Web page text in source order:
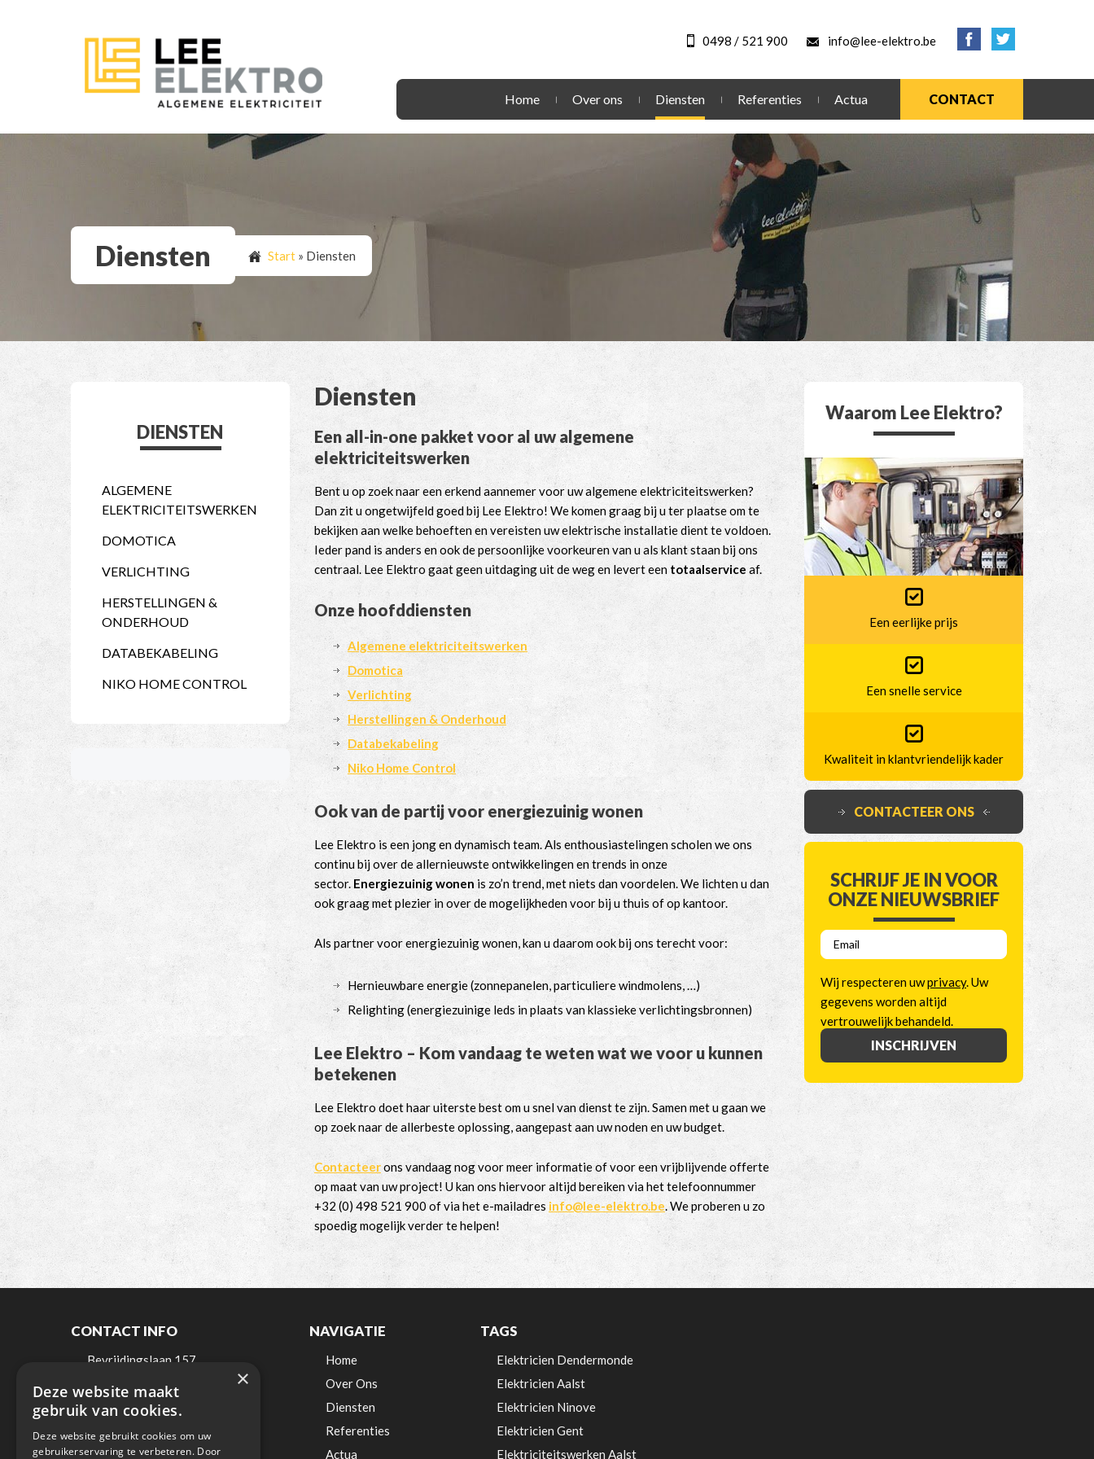
0498 / 521 900 info@lee-elektro.be
Home Over ons Diensten Referenties Actua CONTACT
Diensten Start » Diensten
DIENSTEN
ALGEMENE
ELEKTRICITEITSWERKEN
DOMOTICA
VERLICHTING
HERSTELLINGEN &
ONDERHOUD
DATABEKABELING
NIKO HOME CONTROL
Diensten
Een all-in-one pakket voor al uw algemene
elektriciteitswerken
Bent u op zoek naar een erkend aannemer voor uw algemene elektriciteitswerken?
Dan zit u ongetwijfeld goed bij Lee Elektro! We komen graag bij u ter plaatse om te
bekijken aan welke behoeften en vereisten uw elektrische installatie dient te voldoen.
Ieder pand is anders en ook de persoonlijke voorkeuren van u als klant staan bij ons
centraal. Lee Elektro gaat geen uitdaging uit de weg en levert een totaalservice af.
Onze hoofddiensten
Algemene elektriciteitswerken
Domotica
Verlichting
Herstellingen & Onderhoud
Databekabeling
Niko Home Control
Ook van de partij voor energiezuinig wonen
Lee Elektro is een jong en dynamisch team. Als enthousiastelingen scholen we ons
continu bij over de allernieuwste ontwikkelingen en trends in onze
sector. Energiezuinig wonen is zo’n trend, met niets dan voordelen. We lichten u dan
ook graag met plezier in over de mogelijkheden voor bij u thuis of op kantoor.
Als partner voor energiezuinig wonen, kan u daarom ook bij ons terecht voor:
Hernieuwbare energie (zonnepanelen, particuliere windmolens, …)
Relighting (energiezuinige leds in plaats van klassieke verlichtingsbronnen)
Lee Elektro – Kom vandaag te weten wat we voor u kunnen
betekenen
Lee Elektro doet haar uiterste best om u snel van dienst te zijn. Samen met u gaan we
op zoek naar de allerbeste oplossing, aangepast aan uw noden en uw budget.
Contacteerons vandaag nog voor meer informatie of voor een vrijblijvende offerte
op maat van uw project! U kan ons hiervoor altijd bereiken via het telefoonnummer
+32 (0) 498 521 900 of via het e-mailadres info@lee-elektro.be. We proberen u zo
spoedig mogelijk verder te helpen!
Waarom Lee Elektro?
Een eerlijke prijs
Een snelle service
Kwaliteit in klantvriendelijk kader
CONTACTEER ONS
SCHRIJF JE IN VOOR
ONZE NIEUWSBRIEF
E
m
a
i
l
*
Wij respecteren uwprivacy. Uw
gegevens worden altijd
vertrouwelijk behandeld.
INSCHRIJVEN
CONTACT INFO
Bevrijdingslaan 157
België
Tel:0498 / 521 900
Mail:info@lee-elektro.be
NAVIGATIE
Home
Over Ons
Diensten
Referenties
Actua
TAGS
Elektricien Dendermonde
Elektricien Aalst
Elektricien Ninove
Elektricien Gent
Elektriciteitswerken Aalst
×
Deze website maakt
gebruik van cookies.
Deze website gebruikt cookies om uw
gebruikerservaring te verbeteren. Door